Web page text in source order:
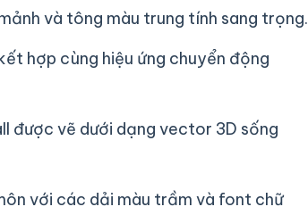
và tông màu trung tính sang trọng.
hợp cùng hiệu ứng chuyển động
được vẽ dưới dạng vector 3D sống
với các dải màu trầm và font chữ